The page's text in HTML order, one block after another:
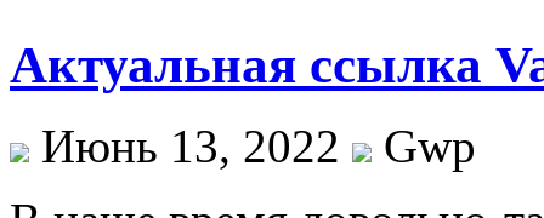
Актуальная ссылка
Июнь 13, 2022
Gwp